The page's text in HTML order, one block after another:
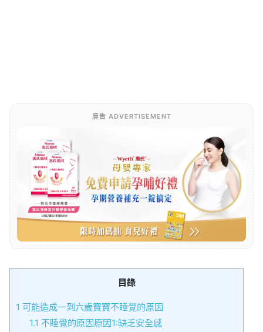
廣告 ADVERTISEMENT
目錄
1 可能造成一到六歲寶寶不睡覺的原因
1.1 不睡覺的原因原因1:缺乏安全感